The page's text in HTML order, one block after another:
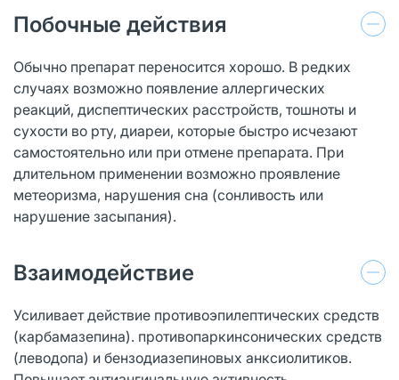
Побочные действия
Обычно препарат переносится хорошо. В редких
случаях возможно появление аллергических
реакций, диспептических расстройств, тошноты и
сухости во рту, диареи, которые быстро исчезают
самостоятельно или при отмене препарата. При
длительном применении возможно проявление
метеоризма, нарушения сна (сонливость или
нарушение засыпания).
Взаимодействие
Усиливает действие противоэпилептических средств
(карбамазепина). противопаркинсонических средств
(леводопа) и бензодиазепиновых анксиолитиков.